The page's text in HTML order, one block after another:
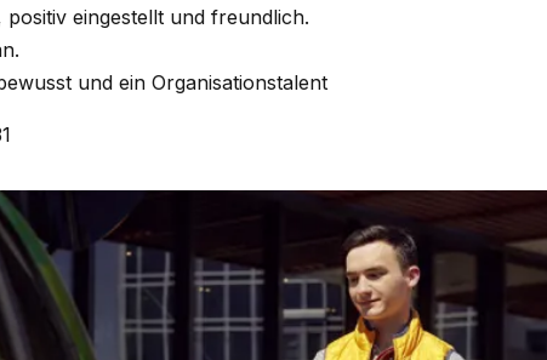
eingestellt und freundlich.
und ein Organisationstalent